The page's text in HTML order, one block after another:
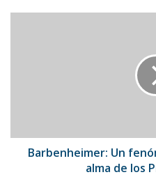
de
Barbenheimer: Un
alma de los